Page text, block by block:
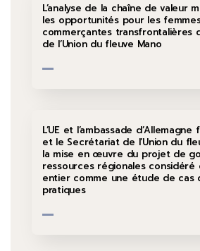
L’analyse de la chaîne de valeur
les opportunités pour les
commerçantes transfrontalières
de l’Union du fleuve Mano
L’UE et l’ambassade
et le Secrétariat de l’Union du
la mise en œuvre du projet de
ressources régionales considéré
entier comme une étude de cas
pratiques